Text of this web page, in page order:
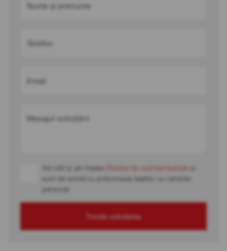
Nume și prenume
Telefon
Email
Mesajul solicitării
Am citit și am înțeles Politica de confidențialitate
sunt de acord cu prelucrarea datelor cu caracter
personal
Trimite solicitarea